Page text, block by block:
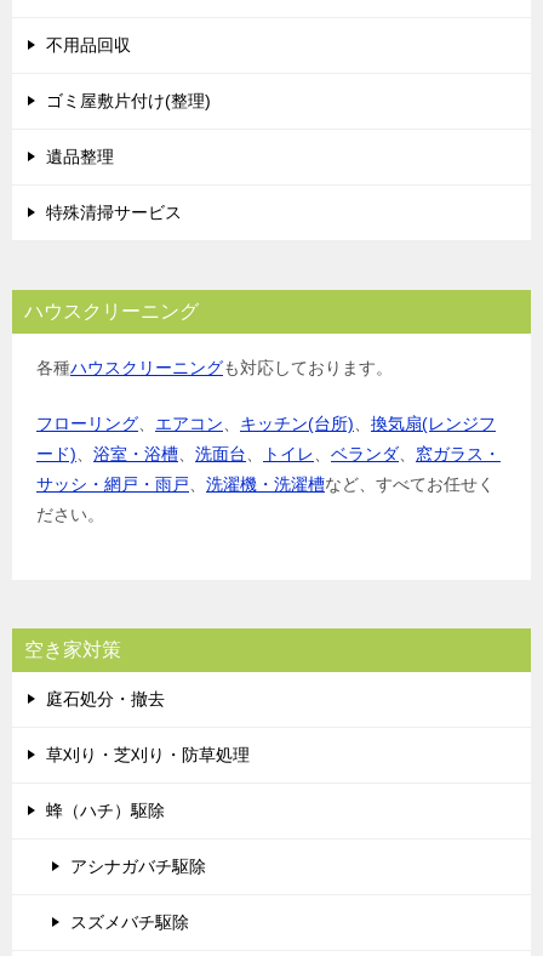
シ 不用品回収
ゴミ屋敷片付け(整理)
遺品整理
特殊清掃サービス
ハウスクリーニング
各種ハウスクリーニングも対応しております。
フローリング エアコン キッチン(台所)
換気扇(レンジフ
ード)
浴室・浴槽 洗面台 トイレ ベランダ
窓ガラス・
サッシ・網戸・雨戸
洗濯機・洗濯槽など、すべてお任せく
ださい。
空き家対策
庭石処分・撤去
草刈り・芝刈り・防草処理
蜂（ハチ）駆除
アシナガバチ駆除
スズメバチ駆除